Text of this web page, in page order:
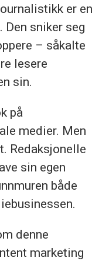
er en
sniker seg
– såkalte
lesere
sin.
på
medier. Men
Redaksjonelle
sin egen
både
denne
marketing